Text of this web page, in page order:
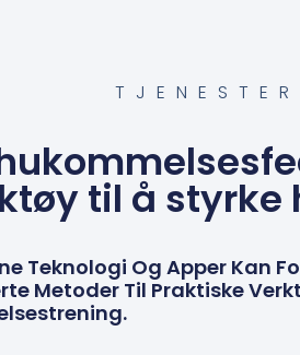
TJENESTER
til å styrke
Teknologi Og Apper Kan
Metoder Til Praktiske